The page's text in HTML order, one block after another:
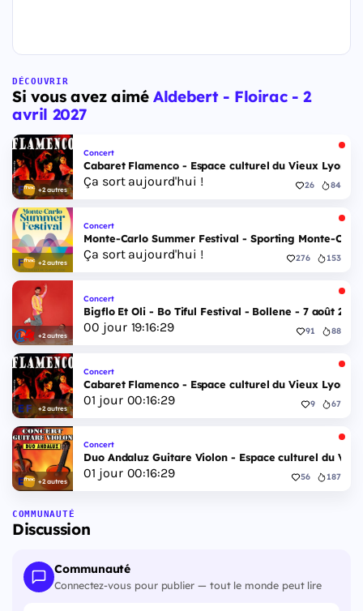
DÉCOUVRIR
Si vous avez aiméAldebert - Floirac - 2
avril 2027
+2 autres
Concert
Cabaret Flamenco - Espace culturel du Vieux Lyon -
Ça sort aujourd'hui ! 26 84
+2 autres
Concert
Monte-Carlo Summer Festival - Sporting Monte-
Ça sort aujourd'hui ! 276 153
+2 autres
Concert
Bigflo Et Oli - Bo Tiful Festival - Bollene - 7 août 2026
00 jour 19:16:28 91 88
+2 autres
Concert
Cabaret Flamenco - Espace culturel du Vieux Lyon -
01 jour 00:16:28 9 67
+2 autres
Concert
Duo Andaluz Guitare Violon - Espace culturel du
01 jour 00:16:28 56 187
COMMUNAUTÉ
Discussion
Communauté
Connectez-vous pour publier — tout le monde peut lire